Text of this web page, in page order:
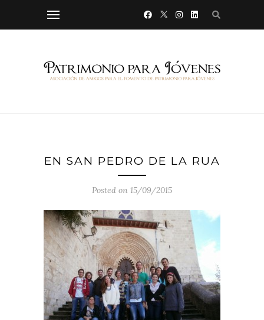
EN SAN PEDRO DE LA RUA
Posted on 15/09/2015